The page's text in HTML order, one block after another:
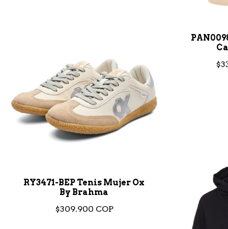
RY3471-BEP Tenis Mujer Ox
By Brahma
$309.900 COP